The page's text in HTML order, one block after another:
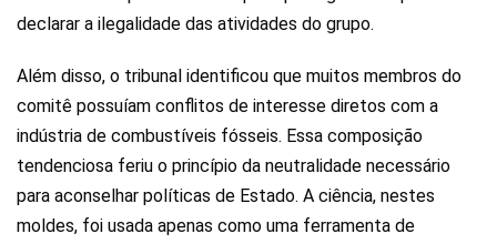
declarar a ilegalidade das atividades do grupo.
Além disso, o tribunal identificou que muitos membros do
comitê possuíam conflitos de interesse diretos com a
indústria de combustíveis fósseis. Essa composição
tendenciosa feriu o princípio da neutralidade necessário
para aconselhar políticas de Estado. A ciência, nestes
moldes, foi usada apenas como uma ferramenta de